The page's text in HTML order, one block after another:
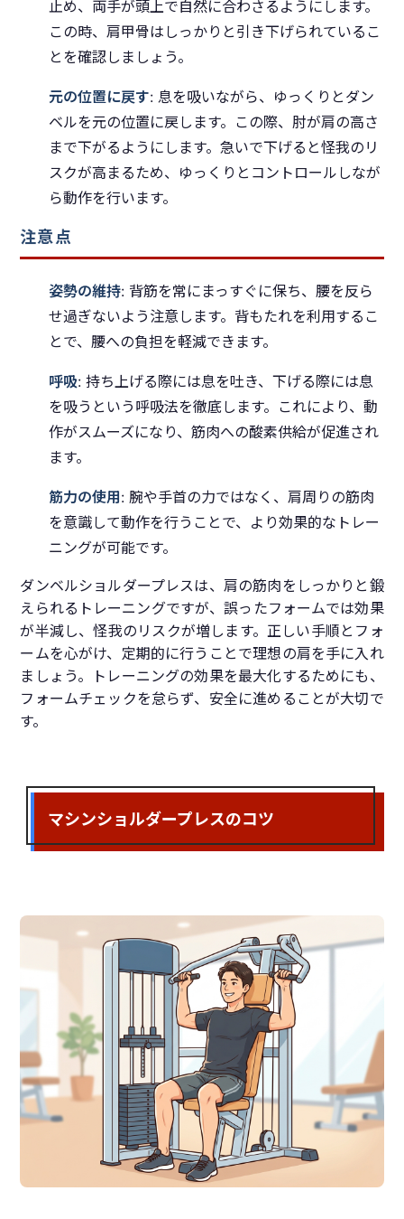
止め、両手が頭上で自然に合わさるようにします。
この時、肩甲骨はしっかりと引き下げられているこ
とを確認しましょう。
元の位置に戻す: 息を吸いながら、ゆっくりとダン
ベルを元の位置に戻します。この際、肘が肩の高さ
まで下がるようにします。急いで下げると怪我のリ
スクが高まるため、ゆっくりとコントロールしなが
ら動作を行います。
注意点
姿勢の維持: 背筋を常にまっすぐに保ち、腰を反ら
せ過ぎないよう注意します。背もたれを利用するこ
とで、腰への負担を軽減できます。
呼吸: 持ち上げる際には息を吐き、下げる際には息
を吸うという呼吸法を徹底します。これにより、動
作がスムーズになり、筋肉への酸素供給が促進され
ます。
筋力の使用: 腕や手首の力ではなく、肩周りの筋肉
を意識して動作を行うことで、より効果的なトレー
ニングが可能です。
ダンベルショルダープレスは、肩の筋肉をしっかりと鍛
えられるトレーニングですが、誤ったフォームでは効果
が半減し、怪我のリスクが増します。正しい手順とフォ
ームを心がけ、定期的に行うことで理想の肩を手に入れ
ましょう。トレーニングの効果を最大化するためにも、
フォームチェックを怠らず、安全に進めることが大切で
す。
マシンショルダープレスのコツ